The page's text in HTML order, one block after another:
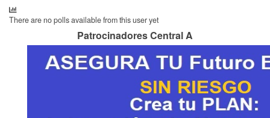
There are no polls available from this user yet
Patrocinadores Central A